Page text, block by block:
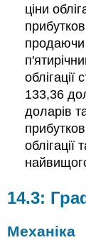
ціни
продаючи
133,36
доларів
облігації
14.3:
Механіка